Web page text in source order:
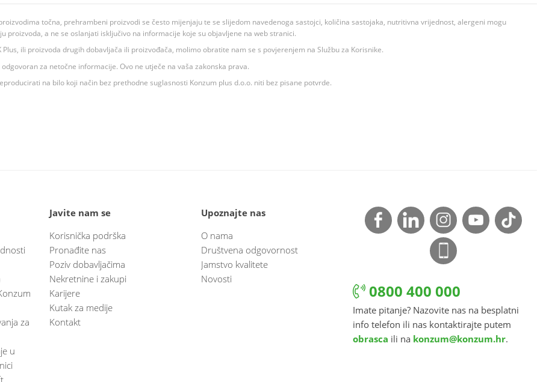
točna, prehrambeni proizvodi se često mijenjaju te se slijedom navedenoga sastojci, količina sastojaka, nutritivna vrijednost, alergeni mogu
a ne se oslanjati isključivo na informacije koje su objavljene na web stranici.
ili proizvoda drugih dobavljača ili proizvođača, molimo obratite nam se s povjerenjem na Službu za Korisnike.
za netočne informacije. Ovo ne utječe na vaša zakonska prava.
na bilo koji način bez prethodne suglasnosti Konzum plus d.o.o. niti bez pisane potvrde.
za
u
Javite nam se
Korisnička podrška
Pronađite nas
Poziv dobavljačima
Nekretnine i zakupi
Karijere
Kutak za medije
Kontakt
Upoznajte nas
O nama
Društvena odgovornost
Jamstvo kvalitete
Novosti
0800 400 000
Imate pitanje? Nazovite nas na besplatni
info telefon ili nas kontaktirajte putem
obrasca ili na konzum@konzum.hr.